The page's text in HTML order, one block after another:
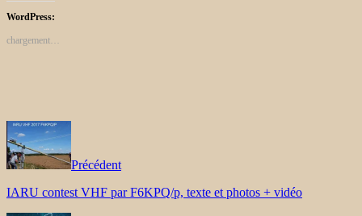
WordPress:
chargement…
Précédent
IARU contest VHF par F6KPQ/p, texte et photos + vidéo